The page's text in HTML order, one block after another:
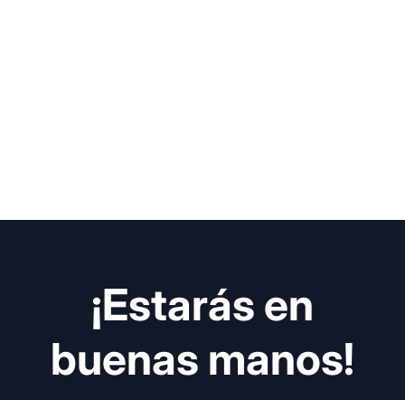
¡Estarás en
buenas manos!